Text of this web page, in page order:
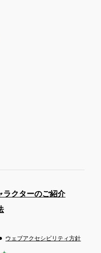
ラクターのご紹介
ウェブアクセシビリティ方針